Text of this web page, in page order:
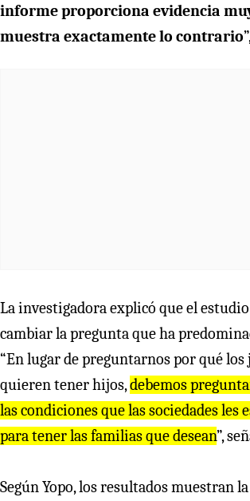
informe proporciona evidencia
muestra exactamente lo contrario
La investigadora explicó que el
cambiar la pregunta que ha
“En lugar de preguntarnos por qué los
quieren tener hijos,debemos
las condiciones que las sociedades les
para tener las familias que desean”,
Según Yopo, los resultados muestran